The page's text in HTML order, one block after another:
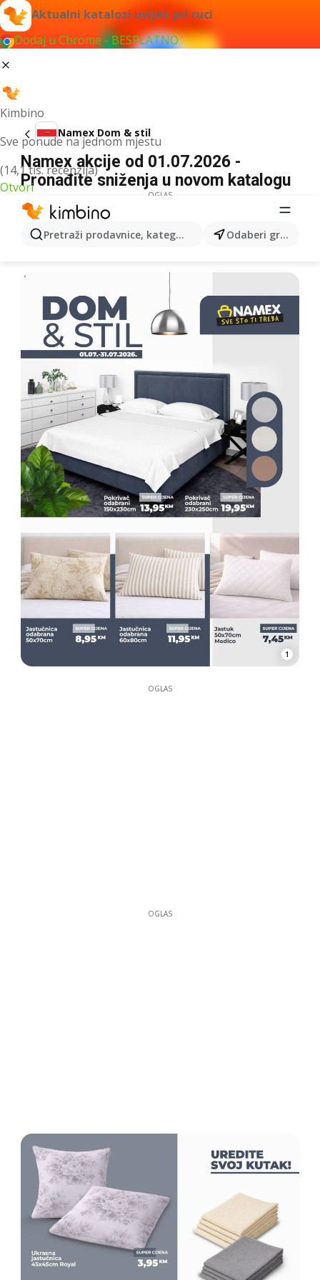
Aktualni katalozi uvijek pri ruci
Dodaj u Chrome - BESPLATNO
Kimbino
Sve ponude na jednom mjestu
(14,1 tis. recenzija)
Otvori
Pretraži prodavnice, kategorije, proizvode... Odaberi grad
Namex Dom & stil
Namex akcije od 01.07.2026 -
Pronađite sniženja u novom katalogu
OGLAS
1
OGLAS
OGLAS